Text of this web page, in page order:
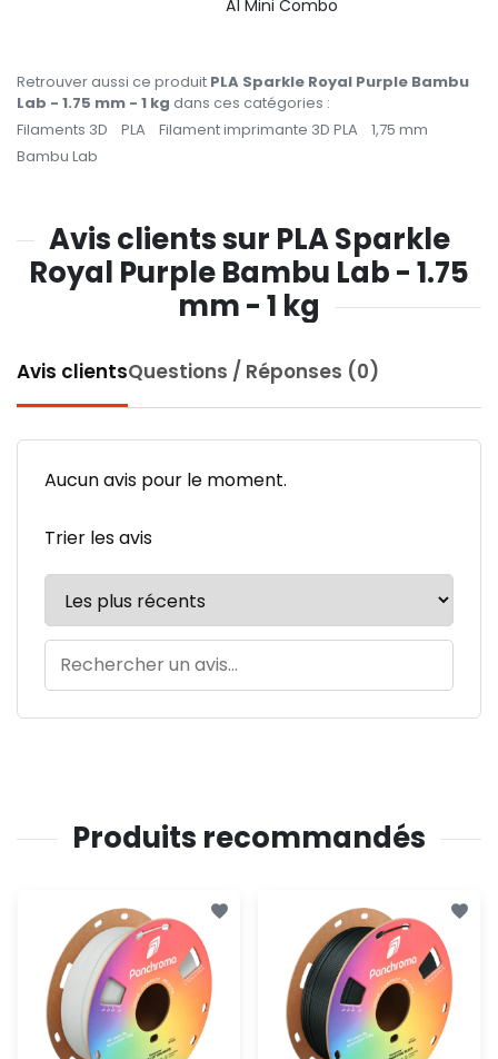
A1 Mini Combo
Retrouver aussi ce produit PLA Sparkle Royal Purple Bambu
Lab - 1.75 mm - 1 kg dans ces catégories :
Filaments 3D
PLA Filament imprimante 3D PLA
1,75 mm
Bambu Lab
Avis clients sur PLA Sparkle
Royal Purple Bambu Lab - 1.75
mm - 1 kg
Avis clientsQuestions / Réponses (0)
Aucun avis pour le moment.
Trier les avis
Produits recommandés